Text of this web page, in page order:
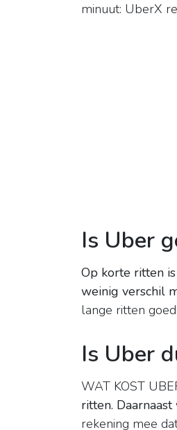
minuut: UberX
Is Uber
Op korte ritten
weinig verschil
lange ritten
Is Uber
WAT KOST
ritten.
rekening mee